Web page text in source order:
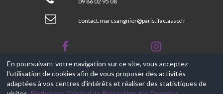
contact.marcsangnier@paris.ifac.asso.fr
© 2017-2026, Ce site est propulsé par Aniapps.fr
En poursuivant votre navigation sur ce site, vous acceptez
l'utilisation de cookies afin de vous proposer des activités
adaptées à vos centres d'intérêts et réaliser des statistiques de